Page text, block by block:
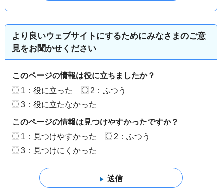
より良いウェブサイトにするためにみなさまのご意
見をお聞かせください
このページの情報は役に立ちましたか？
1：役に立った
2：ふつう
3：役に立たなかった
このページの情報は見つけやすかったですか？
1：見つけやすかった
2：ふつう
3：見つけにくかった